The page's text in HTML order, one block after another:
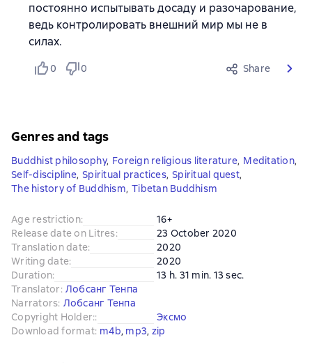
постоянно испытывать досаду и разочарование,
ведь контролировать внешний мир мы не в
силах.
0 0 Share
Genres and tags
Buddhist philosophy, Foreign religious literature, Meditation,
Self-discipline, Spiritual practices, Spiritual quest,
The history of Buddhism, Tibetan Buddhism
Age restriction:
16+
Release date on Litres:
23 October 2020
Translation date:
2020
Writing date:
2020
Duration:
13 h. 31 min. 13 sec.
Translator: Лобсанг Тенпа
Narrators: Лобсанг Тенпа
Copyright Holder::
Эксмо
Download format: m4b, mp3, zip